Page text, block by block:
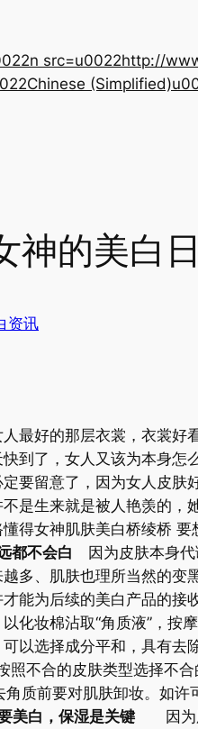
src=u0022http://
的美白
资讯
最好的那层衣裳，衣裳
到了，女人又该为本身
要留意了，因为女人皮
是生来就是被人艳羡的
得女神肌肤美白桥绫桥
都不会白
因为皮肤本身代
多、肌肤也理所当然的
能为后续的美白产品的
妆棉沾取“角质液”，按
以选择成分平和，具有
合的皮肤类型选择不合
质前要对肌肤卸妆。如
美白，保湿是关键 因为肌